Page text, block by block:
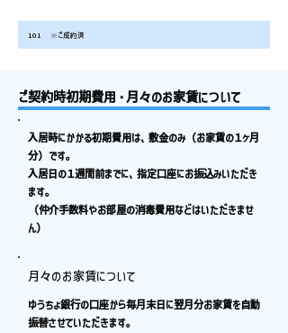
101 ※ご成約済
ご契約時初期費用・月々のお家賃について
入居時にかかる初期費用は、敷金のみ（お家賃の１ヶ月
分）です。
入居日の１週間前までに、指定口座にお振込みいただき
ます。
（仲介手数料やお部屋の消毒費用などはいただきませ
ん）
月々のお家賃について
ゆうちょ銀行の口座から毎月末日に翌月分お家賃を自動
振替させていただきます。